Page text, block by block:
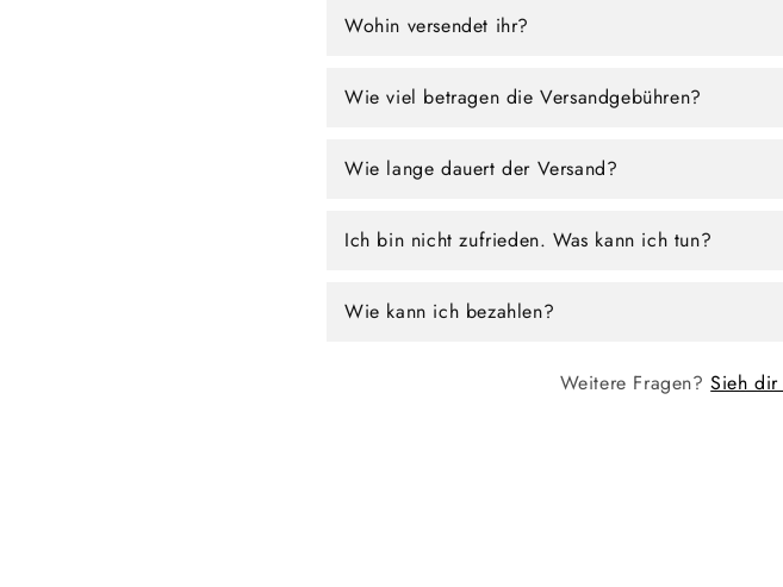
Wohin versendet ihr?
Wie viel betragen die Versandgebühren?
Wie lange dauert der Versand?
Ich bin nicht zufrieden. Was kann ich tun?
Wie kann ich bezahlen?
Weitere Fragen?Sieh dir